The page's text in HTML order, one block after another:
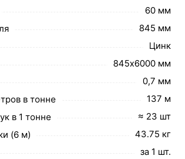
60 мм
845 мм
Цинк
845х6000 мм
0,7 мм
в тонне
137 м
в 1 тонне
≈ 23 шт
(6 м)
43.75 кг
за 1 шт.